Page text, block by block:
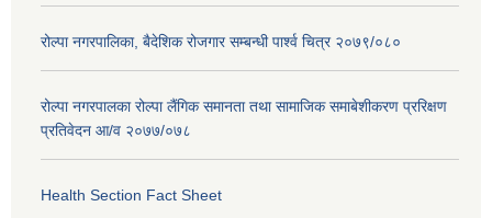
रोल्पा नगरपालिका, बैदेशिक रोजगार सम्बन्धी पार्श्व चित्र २०७९/०८०
रोल्पा नगरपालका रोल्पा लैंगिक समानता तथा सामाजिक समाबेशीकरण प्ररिक्षण
प्रतिवेदन आ/व २०७७/०७८
Health Section Fact Sheet